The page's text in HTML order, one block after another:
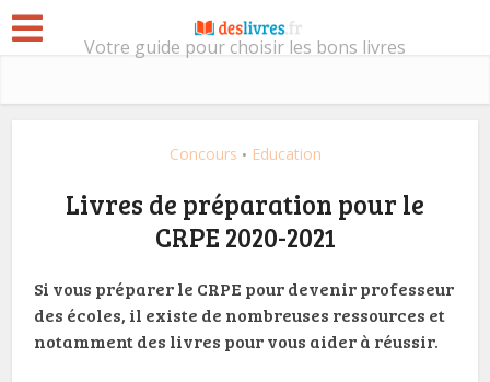
Votre guide pour choisir les bons livres
Concours • Education
Livres de préparation pour le
CRPE 2020-2021
Si vous préparer le CRPE pour devenir professeur
des écoles, il existe de nombreuses ressources et
notamment des livres pour vous aider à réussir.